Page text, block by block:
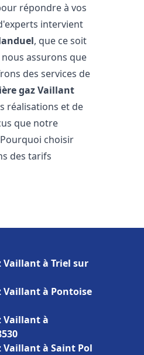
répondre à vos
intervient
, que ce soit
assurons que
des services de
gaz Vaillant
réalisations et de
que notre
choisir
des tarifs
Vaillant à Triel sur
Vaillant à Pontoise
Vaillant à
Vaillant à Saint Pol